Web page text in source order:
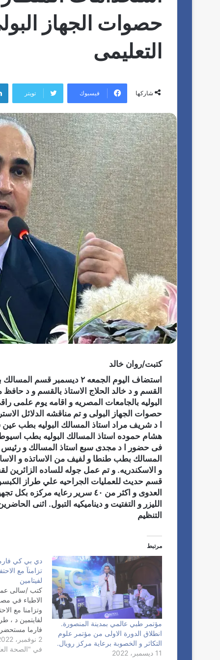
حصوات الجهاز
التعليمى
شاركها فيسبوك تويتر
كتبت/روان خالد
استضاف اليوم الجمعه ٢
القسم و د خالد الحلاج الاستاذ بالقسم و د
البوليه بالجامعات المصريه و اقامه يوم علمى
حصوات الجهاز البولى و تم مناقشه الدلائل
ا د شريف مراد استاذ المسالك البوليه بطب
هشام حموده استاذ المسالك البوليه بطب اسيوط
فى حضور ا د مجدى سبع استاذ المسالك و رئيس
المسالك بطب طنطا و لفيف من الاساتذه و
و الاسكندريه. و تم عمل جوله للساده
قسم حديث للعمليات الجراحيه علي طراز
العدوى و اكثر من ٤٠ سرير رعايه
الليزر و التفتيت و ديناميكيه التبول. اثنى
التنظيم
مرتبط
مؤتمر طبي عالمي بمدينة المنصورة.
انطلاق الدورة الاولى من مؤتمر علوم
التكاثر و الخصوبة برعاية مركز رويال.
11 ديسمبر، 2022
دي بي كي
تزامنآ مع
لفيتامين
كتب /سالى
الاطباء في
وتزامنا مع
لفايتمين د
فارما مستحضر
الشمسي )
2 نوفمبر، 2022
في "الصحة